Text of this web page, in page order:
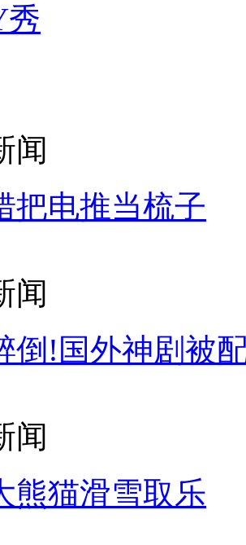
秀
闻
把电推当梳子
闻
倒!国外神剧被
闻
熊猫滑雪取乐